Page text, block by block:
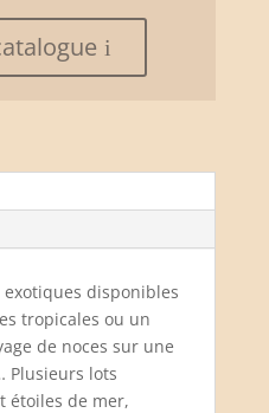
disponibles
tropicales ou un
de noces sur une
Plusieurs lots
étoiles de mer,